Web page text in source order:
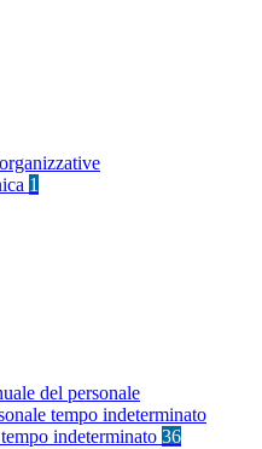
1
del personale
tempo indeterminato
indeterminato 36